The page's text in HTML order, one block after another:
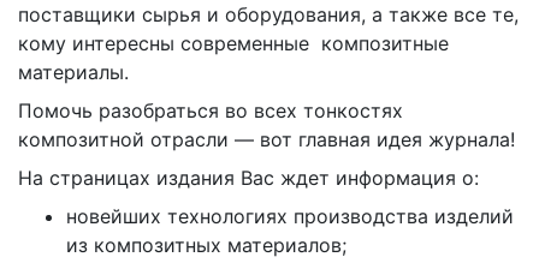
поставщики сырья и оборудования, а также все те,
кому интересны современные композитные
материалы.
Помочь разобраться во всех тонкостях
композитной отрасли — вот главная идея журнала!
На страницах издания Вас ждет информация о:
новейших технологиях производства изделий
из композитных материалов;